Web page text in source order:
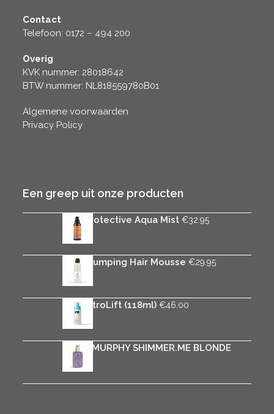
Contact
Telefoon: 0172 – 494 200
Overig
KVK nummer: 28018642
BTW nummer: NL818559780B01
Algemene voorwaarden
Privacy Policy
Een greep uit onze producten
Rica Protective Aqua Mist €32.95
Rica Plumping Hair Mousse €29.95
K18 AstroLift (118ml) €46.00
KEVIN.MURPHY SHIMMER.ME BLONDE
33.50